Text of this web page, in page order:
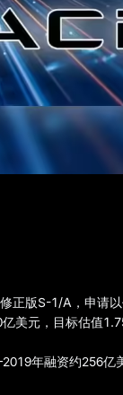
版S-1/A，申请以
美元，目标估值
年融资约256亿